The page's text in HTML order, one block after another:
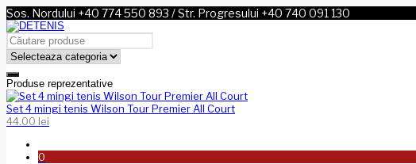
Sos. Nordului +40 774 550 893 / Str. Progresului +40 740 091 130
Produse reprezentative
Set 4 mingi tenis Wilson Tour Premier All Court
44.00 lei
0